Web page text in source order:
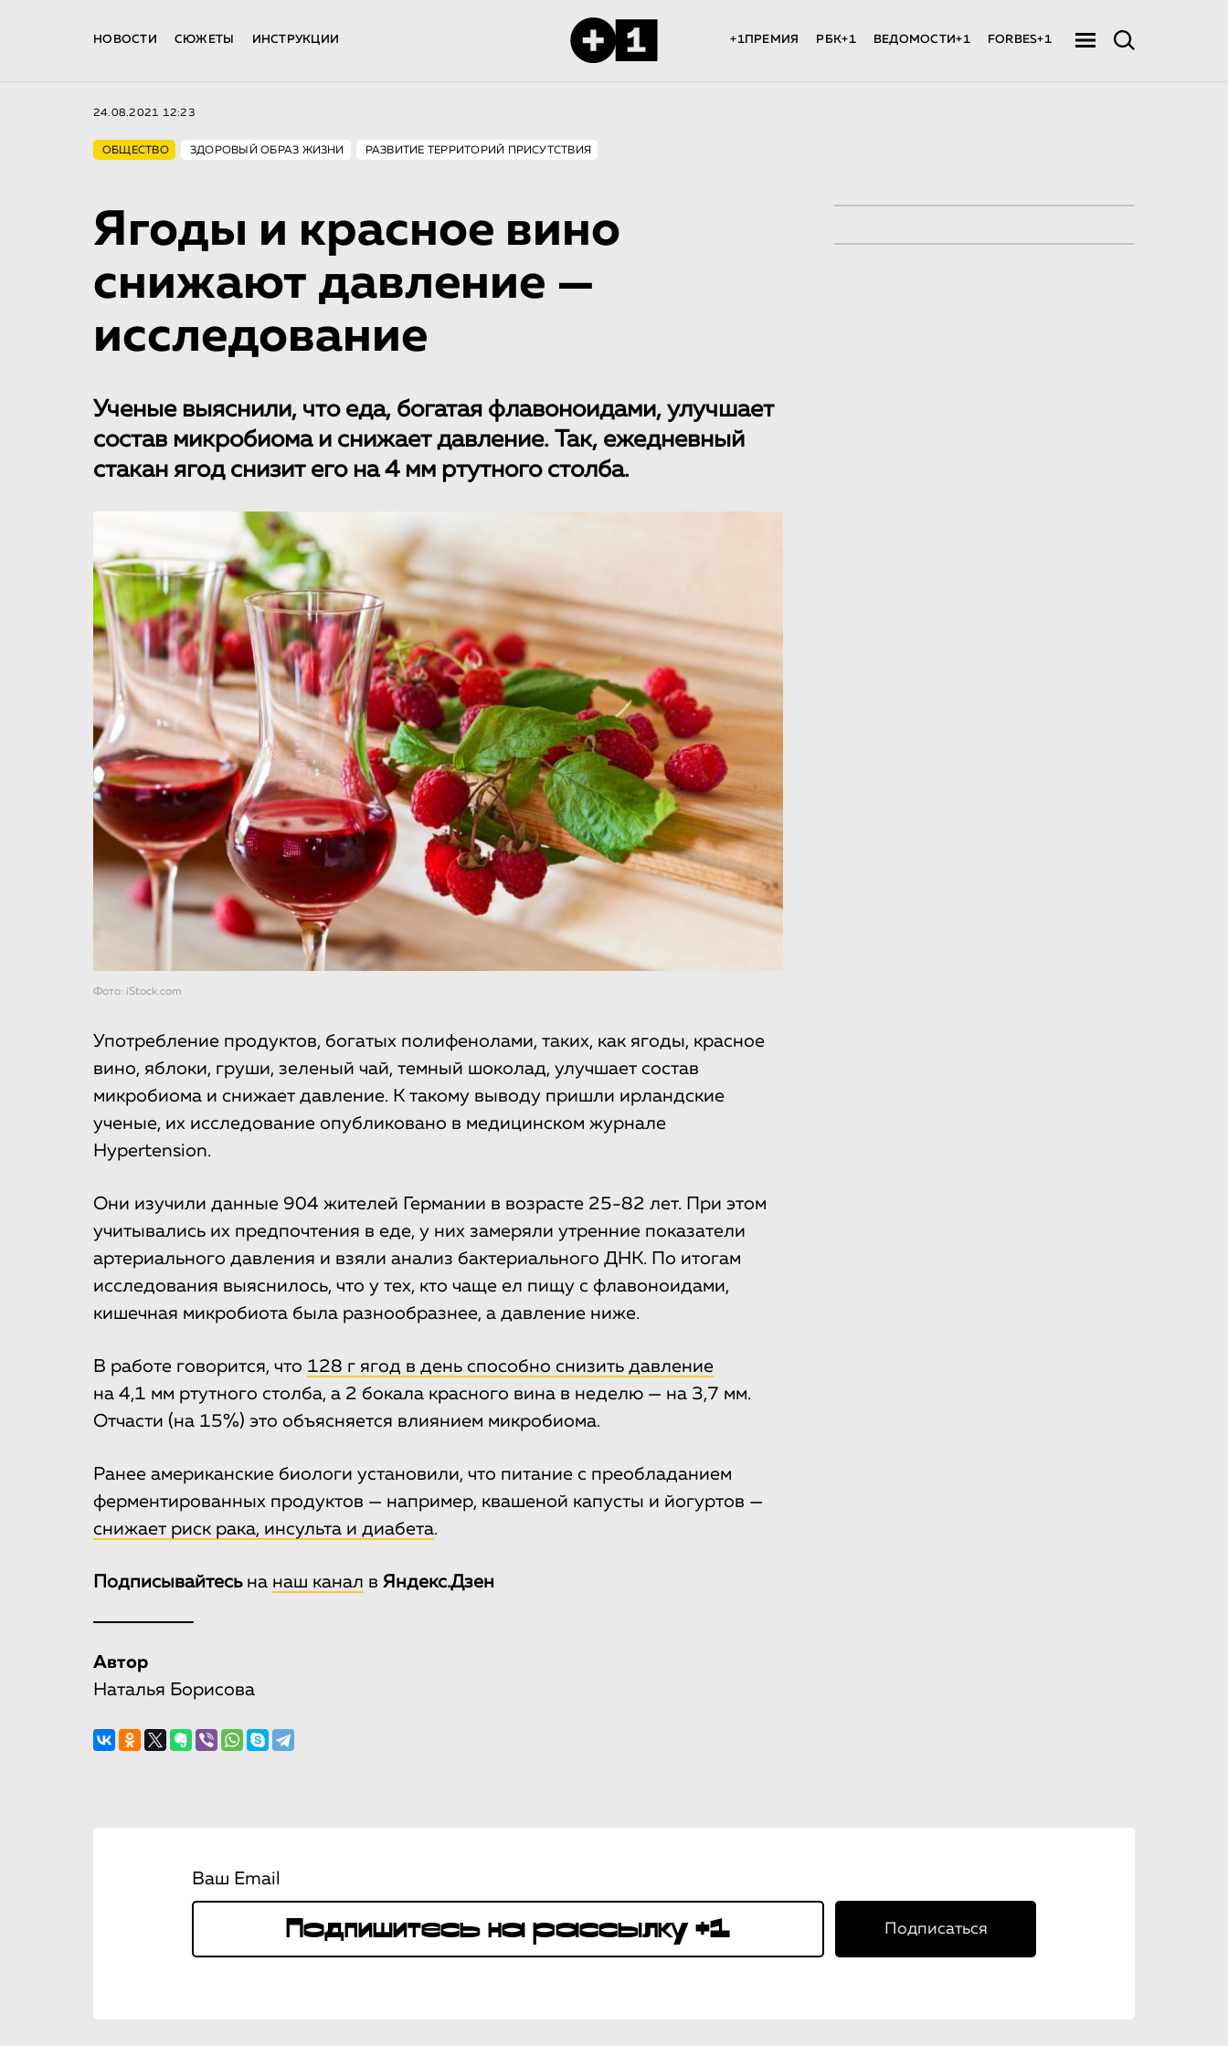
НОВОСТИ СЮЖЕТЫ ИНСТРУКЦИИ +1ПРЕМИЯ РБК+1 ВЕДОМОСТИ+1 FORBES+1
24.08.2021 12:23
ОБЩЕСТВО ЗДОРОВЫЙ ОБРАЗ ЖИЗНИ РАЗВИТИЕ ТЕРРИТОРИЙ ПРИСУТСТВИЯ
Ягоды и красное вино
снижают давление —
исследование
Ученые выяснили, что еда, богатая флавоноидами, улучшает
состав микробиома и снижает давление. Так, ежедневный
стакан ягод снизит его на 4 мм ртутного столба.
Фото: iStock.com
Употребление продуктов, богатых полифенолами, таких, как ягоды, красное
вино, яблоки, груши, зеленый чай, темный шоколад, улучшает состав
микробиома и снижает давление. К такому выводу пришли ирландские
ученые, их исследование опубликовано в медицинском журнале
Hypertension.
Они изучили данные 904 жителей Германии в возрасте 25-82 лет. При этом
учитывались их предпочтения в еде, у них замеряли утренние показатели
артериального давления и взяли анализ бактериального ДНК. По итогам
исследования выяснилось, что у тех, кто чаще ел пищу с флавоноидами,
кишечная микробиота была разнообразнее, а давление ниже.
В работе говорится, что 128 г ягод в день способно снизить давление
на 4,1 мм ртутного столба, а 2 бокала красного вина в неделю — на 3,7 мм.
Отчасти (на 15%) это объясняется влиянием микробиома.
Ранее американские биологи установили, что питание с преобладанием
ферментированных продуктов — например, квашеной капусты и йогуртов —
снижает риск рака, инсульта и диабета.
Подписывайтесьна наш канал в Яндекс.Дзен
Автор
Наталья Борисова
Ваш Email
Подписаться